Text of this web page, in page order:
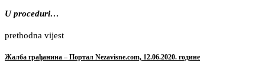
U proceduri…
prethodna vijest
Жалба грађанина – Портал Nezavisne.com, 12.06.2020. године